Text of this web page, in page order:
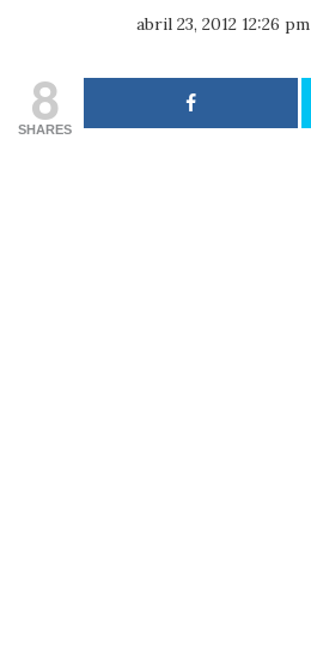
abril 23, 2012 12:26 pm
8
SHARES